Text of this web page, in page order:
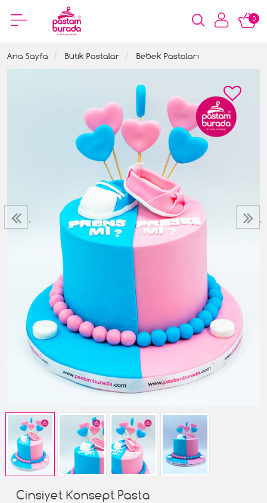
0
Ana Sayfa Butik Pastalar Bebek Pastaları
‹ ›
Cinsiyet Konsept Pasta